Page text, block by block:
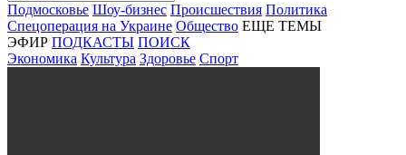
Подмосковье Шоу-бизнес Происшествия Политика
Спецоперация на Украине Общество ЕЩЕ ТЕМЫ
ЭФИР ПОДКАСТЫ ПОИСК
Экономика Культура Здоровье Спорт